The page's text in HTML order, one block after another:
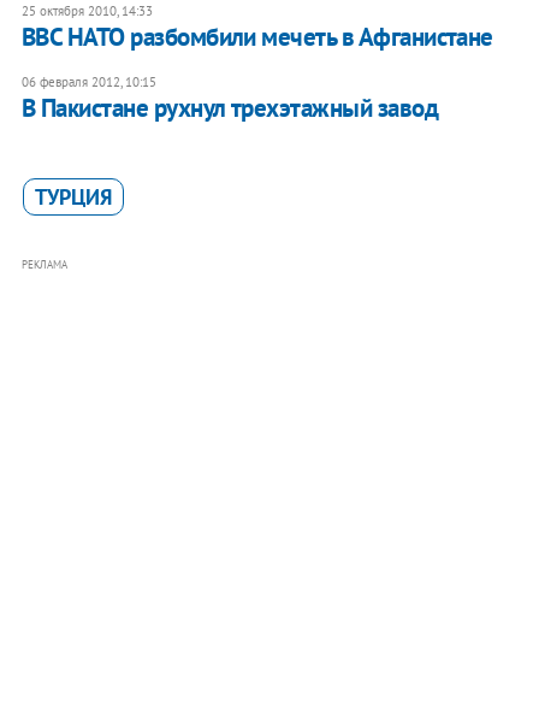
25 октября 2010, 14:33
ВВС НАТО разбомбили мечеть в Афганистане
06 февраля 2012, 10:15
​В Пакистане рухнул трехэтажный завод
ТУРЦИЯ
РЕКЛАМА